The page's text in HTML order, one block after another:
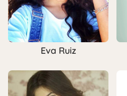
Eva Ruiz